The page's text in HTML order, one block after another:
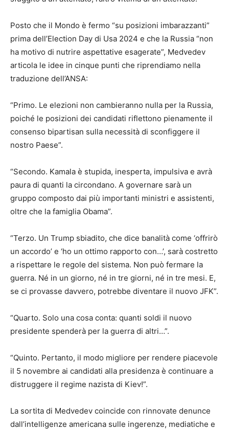
Posto che il Mondo è fermo “su posizioni imbarazzanti”
prima dell’Election Day di Usa 2024 e che la Russia “non
ha motivo di nutrire aspettative esagerate”, Medvedev
articola le idee in cinque punti che riprendiamo nella
traduzione dell’ANSA:
“Primo. Le elezioni non cambieranno nulla per la Russia,
poiché le posizioni dei candidati riflettono pienamente il
consenso bipartisan sulla necessità di sconfiggere il
nostro Paese”.
“Secondo. Kamala è stupida, inesperta, impulsiva e avrà
paura di quanti la circondano. A governare sarà un
gruppo composto dai più importanti ministri e assistenti,
oltre che la famiglia Obama”.
“Terzo. Un Trump sbiadito, che dice banalità come ‘offrirò
un accordo’ e ‘ho un ottimo rapporto con…’, sarà costretto
a rispettare le regole del sistema. Non può fermare la
guerra. Né in un giorno, né in tre giorni, né in tre mesi. E,
se ci provasse davvero, potrebbe diventare il nuovo JFK”.
“Quarto. Solo una cosa conta: quanti soldi il nuovo
presidente spenderà per la guerra di altri…”.
“Quinto. Pertanto, il modo migliore per rendere piacevole
il 5 novembre ai candidati alla presidenza è continuare a
distruggere il regime nazista di Kiev!”.
La sortita di Medvedev coincide con rinnovate denunce
dall’intelligenze americana sulle ingerenze, mediatiche e